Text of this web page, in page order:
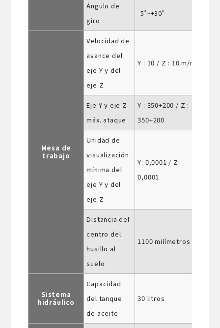
Ángulo de
giro
-5˚~+30˚
Mesa de
trabajo
Velocidad de
avance del
eje Y y del
eje Z
Y : 10 / Z : 10 m/min
Eje Y y eje Z
máx. ataque
Y : 350+200 / Z :
350+200
Unidad de
visualización
mínima del
eje Y y del
eje Z
Y: 0,0001 / Z:
0,0001
Distancia del
centro del
husillo al
suelo
1100 milímetros
Sistema
hidráulico
Capacidad
del tanque
de aceite
30 litros